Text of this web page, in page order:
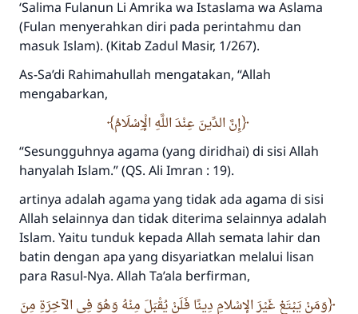
‘Salima Fulanun Li Amrika wa Istaslama wa Aslama
(Fulan menyerahkan diri pada perintahmu dan
masuk Islam). (Kitab Zadul Masir, 1/267).
As-Sa’di Rahimahullah mengatakan, “Allah
mengabarkan,
إِنَّ الدِّينَ عِنْدَ اللَّهِ الْإِسْلَامُ
“Sesungguhnya agama (yang diridhai) di sisi Allah
hanyalah Islam.”(QS. Ali Imran : 19).
artinya adalah agama yang tidak ada agama di sisi
Allah selainnya dan tidak diterima selainnya adalah
Islam. Yaitu tunduk kepada Allah semata lahir dan
batin dengan apa yang disyariatkan melalui lisan
para Rasul-Nya. Allah Ta’ala berfirman,
وَمَنْ يَبْتَغِ غَيْرَ الإسْلامِ دِينًا فَلَنْ يُقْبَلَ مِنْهُ وَهُوَ فِي الآخِرَةِ مِنَ